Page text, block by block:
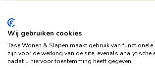
verticaal stiksel. De armstoel is
meerdere kleurtjes. Nevi is te
per kleur, zodat je ook eenvoudig een
Wij gebruiken cookies
Tase Wonen & Slapen maakt gebruik van
zijn voor de werking van de site, evenals analytische
nadat u hiervoor toestemming heeft gegeven.